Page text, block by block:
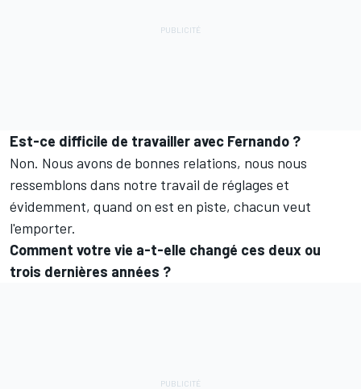
Est-ce difficile de travailler avec Fernando ?
Non. Nous avons de bonnes relations, nous nous
ressemblons dans notre travail de réglages et
évidemment, quand on est en piste, chacun veut
l'emporter.
Comment votre vie a-t-elle changé ces deux ou
trois dernières années ?